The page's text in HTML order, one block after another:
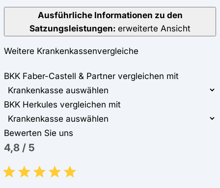
Ausführliche Informationen zu den
Satzungsleistungen: erweiterte Ansicht
Weitere Krankenkassenvergleiche
BKK Faber-Castell & Partner vergleichen mit
BKK Herkules vergleichen mit
Bewerten Sie uns
4,8 / 5